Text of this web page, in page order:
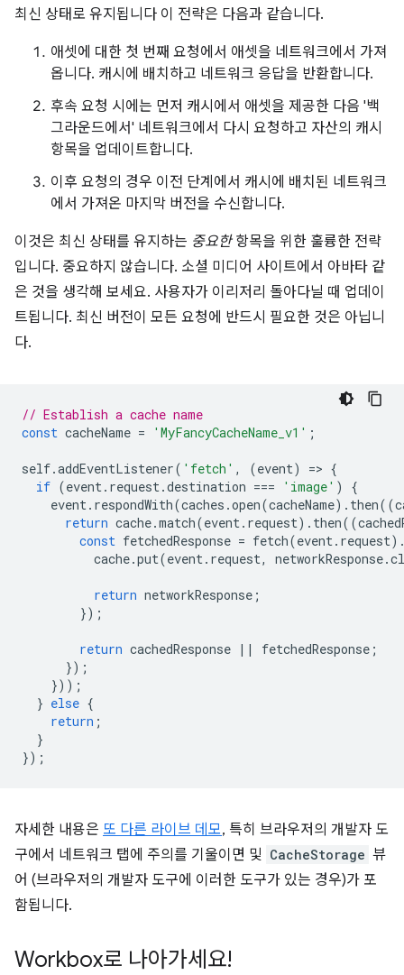
최신 상태로 유지됩니다 이 전략은 다음과 같습니다.
애셋에 대한 첫 번째 요청에서 애셋을 네트워크에서 가져
옵니다. 캐시에 배치하고 네트워크 응답을 반환합니다.
후속 요청 시에는 먼저 캐시에서 애셋을 제공한 다음 '백
그라운드에서' 네트워크에서 다시 요청하고 자산의 캐시
항목을 업데이트합니다.
이후 요청의 경우 이전 단계에서 캐시에 배치된 네트워크
에서 가져온 마지막 버전을 수신합니다.
이것은 최신 상태를 유지하는 중요한항목을 위한 훌륭한 전략
입니다. 중요하지 않습니다. 소셜 미디어 사이트에서 아바타 같
은 것을 생각해 보세요. 사용자가 이리저리 돌아다닐 때 업데이
트됩니다. 최신 버전이 모든 요청에 반드시 필요한 것은 아닙니
다.
// Establish a cache name
const cacheName = 'MyFancyCacheName_v1' ;
self.addEventListener( 'fetch' , (event) => {
if (event. request.destination === 'image' )
{
event. respondWith(caches .open(cacheName). then((
return cache.match(event. request). then((
const fetchedResponse = fetch(event. request
cache.put(event. request, networkResponse.
return networkResponse ;
});
return cachedResponse || fetchedResponse ;
});
}));
} else {
return ;
}
});
자세한 내용은 또 다른 라이브 데모, 특히 브라우저의 개발자 도
구에서 네트워크 탭에 주의를 기울이면 및 CacheStorage 뷰
어 (브라우저의 개발자 도구에 이러한 도구가 있는 경우)가 포
함됩니다.
Workbox로 나아가세요!